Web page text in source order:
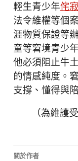
輕生青少年侘
法令維權等個
涯物質保證等
童等窘境青少
他必須阻止牛
的情感純度。
支撐、懂得與
（為維護
關於作者